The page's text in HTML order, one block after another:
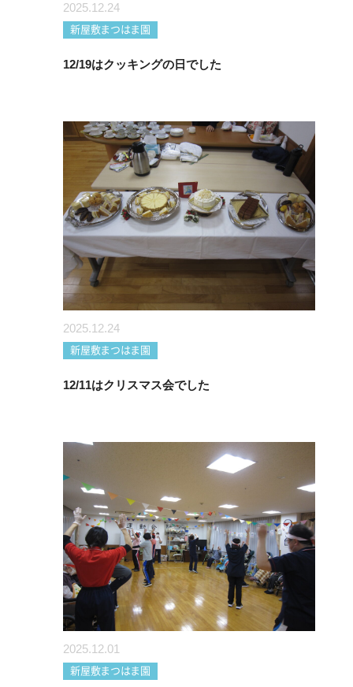
2025.12.24
新屋敷まつはま園
12/19はクッキングの日でした
2025.12.24
新屋敷まつはま園
12/11はクリスマス会でした
2025.12.01
新屋敷まつはま園